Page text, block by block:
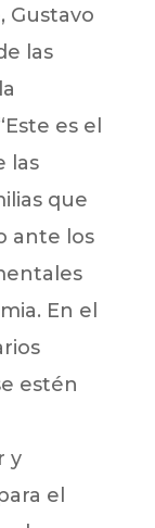
Gustavo
las
es el
las
que
ante los
En el
estén
y
el